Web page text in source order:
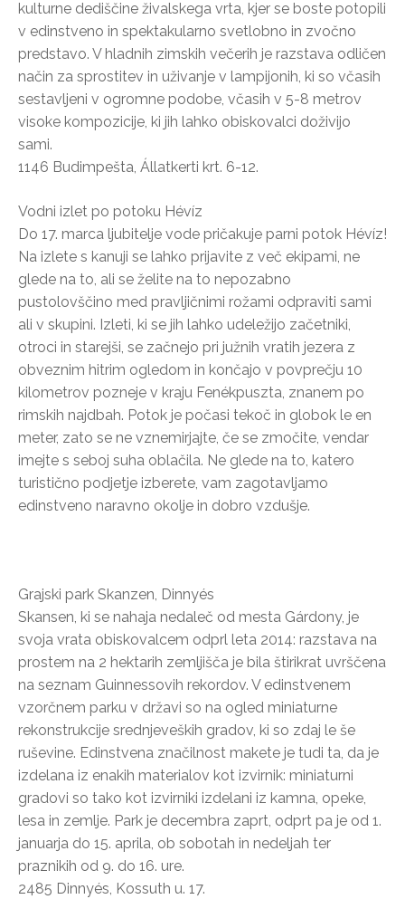
kulturne dediščine živalskega vrta, kjer se boste potopili
v edinstveno in spektakularno svetlobno in zvočno
predstavo. V hladnih zimskih večerih je razstava odličen
način za sprostitev in uživanje v lampijonih, ki so včasih
sestavljeni v ogromne podobe, včasih v 5-8 metrov
visoke kompozicije, ki jih lahko obiskovalci doživijo
sami.
1146 Budimpešta, Állatkerti krt. 6-12.
Vodni izlet po potoku Hévíz
Do 17. marca ljubitelje vode pričakuje parni potok Hévíz!
Na izlete s kanuji se lahko prijavite z več ekipami, ne
glede na to, ali se želite na to nepozabno
pustolovščino med pravljičnimi rožami odpraviti sami
ali v skupini. Izleti, ki se jih lahko udeležijo začetniki,
otroci in starejši, se začnejo pri južnih vratih jezera z
obveznim hitrim ogledom in končajo v povprečju 10
kilometrov pozneje v kraju Fenékpuszta, znanem po
rimskih najdbah. Potok je počasi tekoč in globok le en
meter, zato se ne vznemirjajte, če se zmočite, vendar
imejte s seboj suha oblačila. Ne glede na to, katero
turistično podjetje izberete, vam zagotavljamo
edinstveno naravno okolje in dobro vzdušje.
Grajski park Skanzen, Dinnyés
Skansen, ki se nahaja nedaleč od mesta Gárdony, je
svoja vrata obiskovalcem odprl leta 2014: razstava na
prostem na 2 hektarih zemljišča je bila štirikrat uvrščena
na seznam Guinnessovih rekordov. V edinstvenem
vzorčnem parku v državi so na ogled miniaturne
rekonstrukcije srednjeveških gradov, ki so zdaj le še
ruševine. Edinstvena značilnost makete je tudi ta, da je
izdelana iz enakih materialov kot izvirnik: miniaturni
gradovi so tako kot izvirniki izdelani iz kamna, opeke,
lesa in zemlje. Park je decembra zaprt, odprt pa je od 1.
januarja do 15. aprila, ob sobotah in nedeljah ter
praznikih od 9. do 16. ure.
2485 Dinnyés, Kossuth u. 17.